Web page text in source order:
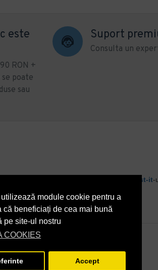
module cookie pentru a
că beneficiați de cea mai bună
pe site-ul nostru
COOKIES
Accept
este
RON +
poate
sau
Suport
Consulta un
pentru prinderea diverselor hartii sau post-it-